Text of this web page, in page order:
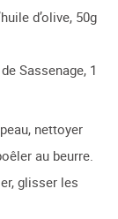
d’olive, 50g
Sassenage, 1
nettoyer
au beurre.
glisser les